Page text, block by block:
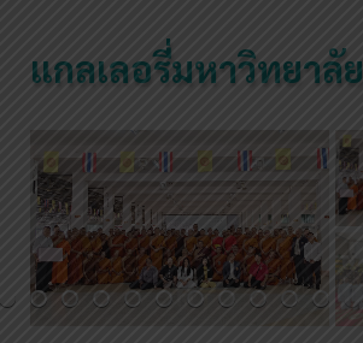
แกลเลอรี่มหาวิทยาลัย